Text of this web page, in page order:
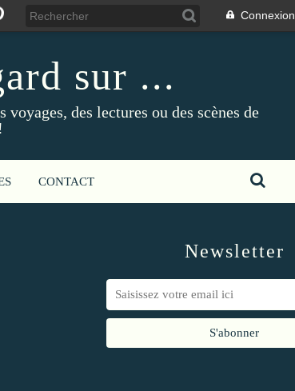
Connexion
sur ...
des lectures ou des scènes de
CONTACT
Newsletter